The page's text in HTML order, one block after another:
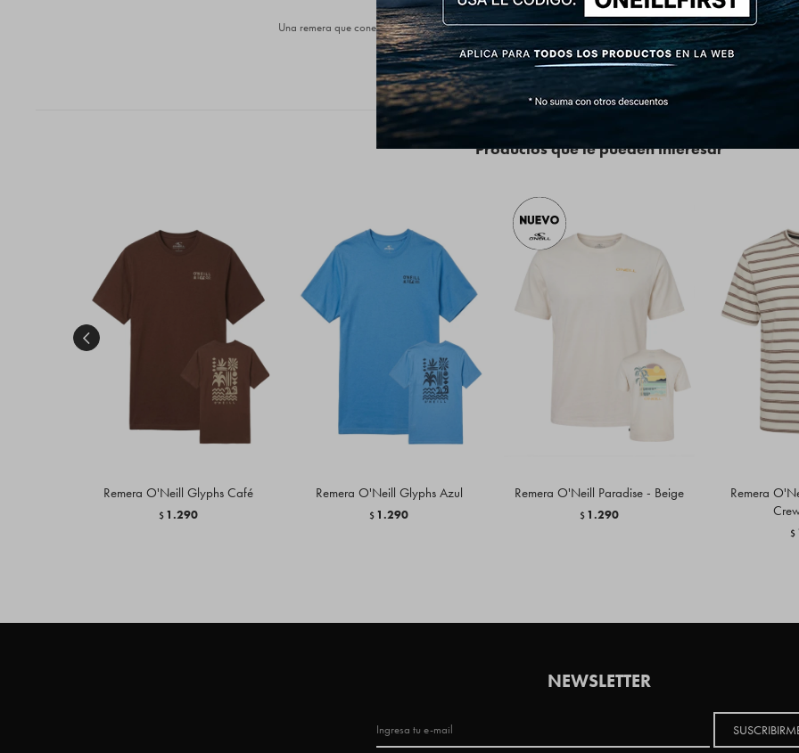
Una remera que conecta con la historia del surf y suma estilo a tu día a día.
Productos que te pueden interesar
Remera O'Neill Glyphs Café
$ 1.290
Remera O'Neill Glyphs Azul
$ 1.290
Remera O'Neill Paradise - Beige
$ 1.290
Remera
$

NEWSLETTER